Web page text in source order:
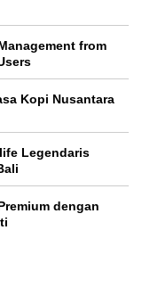
from
Kopi Nusantara
Legendaris
dengan